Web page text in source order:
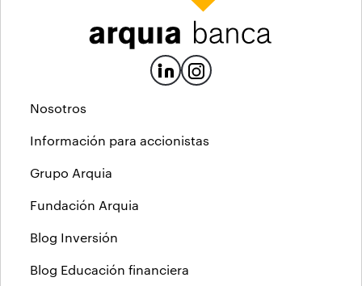
Nosotros
Información para accionistas
Grupo Arquia
Fundación Arquia
Blog Inversión
Blog Educación financiera